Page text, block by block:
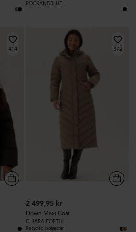
ROCKANDBLUE
414 372
2 499,95 kr
Down Maxi Coat
CHIARA FORTHI
Recycled polyester